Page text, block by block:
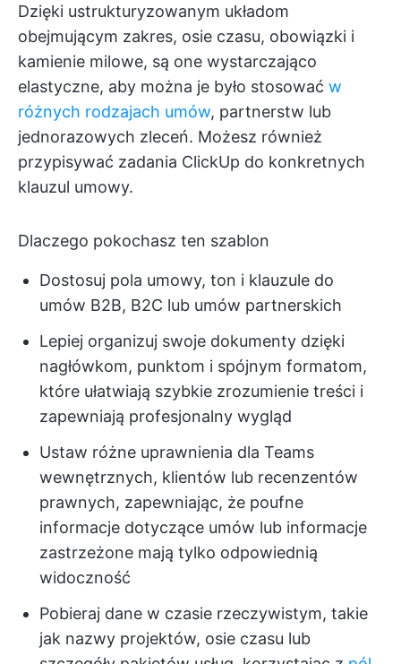
Dzięki ustrukturyzowanym układom
obejmującym zakres, osie czasu, obowiązki i
kamienie milowe, są one wystarczająco
elastyczne, aby można je było stosować w
różnych rodzajach umów, partnerstw lub
jednorazowych zleceń. Możesz również
przypisywać zadania ClickUp do konkretnych
klauzul umowy.
Dlaczego pokochasz ten szablon
Dostosuj pola umowy, ton i klauzule do
umów B2B, B2C lub umów partnerskich
Lepiej organizuj swoje dokumenty dzięki
nagłówkom, punktom i spójnym formatom,
które ułatwiają szybkie zrozumienie treści i
zapewniają profesjonalny wygląd
Ustaw różne uprawnienia dla Teams
wewnętrznych, klientów lub recenzentów
prawnych, zapewniając, że poufne
informacje dotyczące umów lub informacje
zastrzeżone mają tylko odpowiednią
widoczność
Pobieraj dane w czasie rzeczywistym, takie
jak nazwy projektów, osie czasu lub